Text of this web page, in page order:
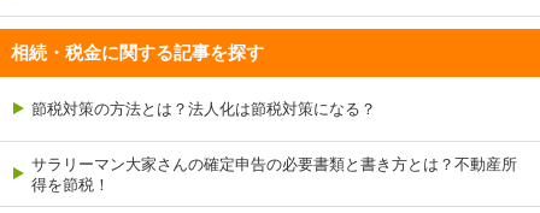
相続・税金に関する記事を探す
節税対策の方法とは？法人化は節税対策になる？
サラリーマン大家さんの確定申告の必要書類と書き方とは？不動産所
得を節税！